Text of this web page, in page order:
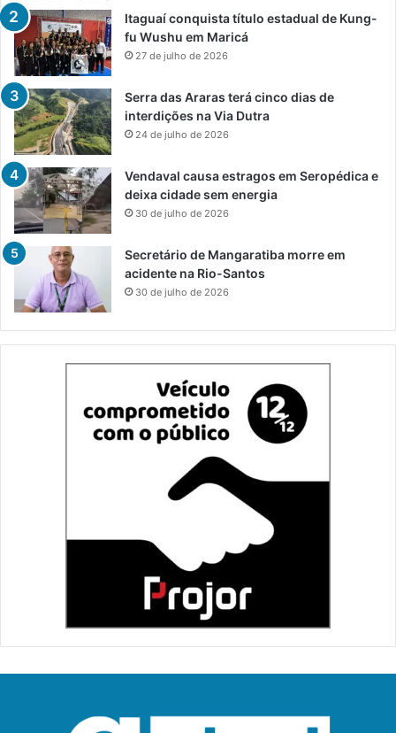
Itaguaí conquista título estadual de Kung-
fu Wushu em Maricá
27 de julho de 2026
Serra das Araras terá cinco dias de
interdições na Via Dutra
24 de julho de 2026
Vendaval causa estragos em Seropédica e
deixa cidade sem energia
30 de julho de 2026
Secretário de Mangaratiba morre em
acidente na Rio-Santos
30 de julho de 2026